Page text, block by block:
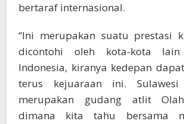
bertaraf internasional.
“Ini merupakan suatu prestasi
dicontohi oleh kota-kota
Indonesia, kiranya kedepan
terus kejuaraan ini.
merupakan gudang atlit
dimana kita tahu bersama